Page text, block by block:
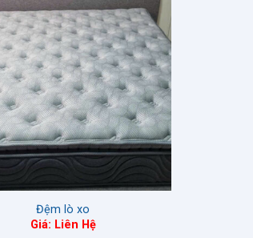
Đệm lò xo
Giá: Liên Hệ